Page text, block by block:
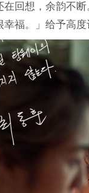
回想，余韵不
福。」给予高度